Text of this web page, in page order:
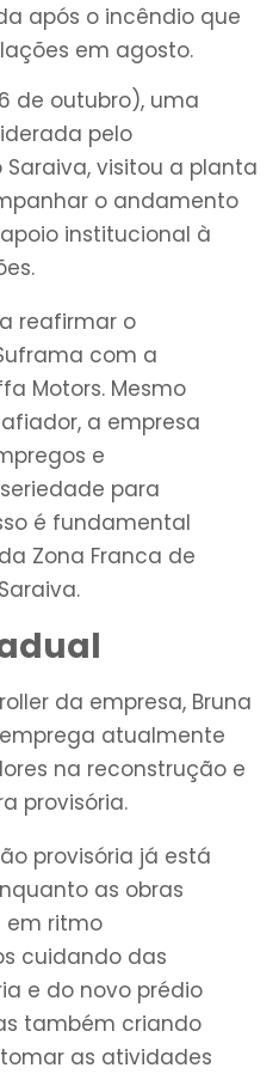
após o incêndio que
em agosto.
de outubro), uma
pelo
visitou a planta
o andamento
institucional à
reafirmar o
com a
Motors. Mesmo
a empresa
e
para
é fundamental
Zona Franca de
da empresa, Bruna
atualmente
na reconstrução e
provisória.
provisória já está
as obras
em ritmo
cuidando das
e do novo prédio
também criando
as atividades